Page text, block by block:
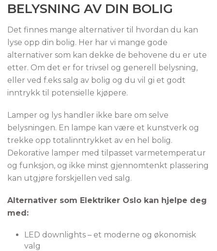
BELYSNING AV DIN BOLIG
Det finnes mange alternativer til hvordan du kan
lyse opp din bolig. Her har vi mange gode
alternativer som kan dekke de behovene du er ute
etter. Om det er for trivsel og generell belysning,
eller ved f.eks salg av bolig og du vil gi et godt
inntrykk til potensielle kjøpere.
Lamper og lys handler ikke bare om selve
belysningen. En lampe kan være et kunstverk og
trekke opp totalinntrykket av en hel bolig.
Dekorative lamper med tilpasset varmetemperatur
og funksjon, og ikke minst gjennomtenkt plassering
kan utgjøre forskjellen ved salg.
Alternativer som Elektriker Oslo kan hjelpe deg
med:
LED downlights – et moderne og økonomisk
valg